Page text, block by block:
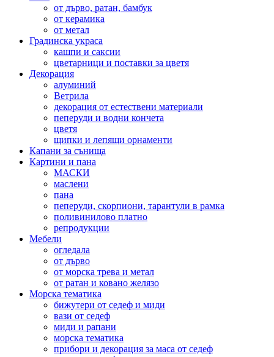
от дърво, ратан, бамбук
от керамика
от метал
Градинска украса
кашпи и саксии
цветарници и поставки за цветя
Декорация
алуминий
Ветрила
декорация от естествени материали
пеперуди и водни кончета
цветя
щипки и лепящи орнаменти
Капани за сънища
Картини и пана
МАСКИ
маслени
пана
пеперуди, скорпиони, тарантули в рамка
поливинилово платно
репродукции
Мебели
огледала
от дърво
от морска трева и метал
от ратан и ковано желязо
Морска тематика
бижутери от седеф и миди
вази от седеф
миди и рапани
морска тематика
прибори и декорация за маса от седеф